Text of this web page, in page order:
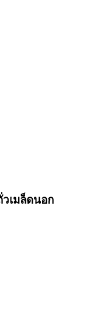
วเมล็ดนอก